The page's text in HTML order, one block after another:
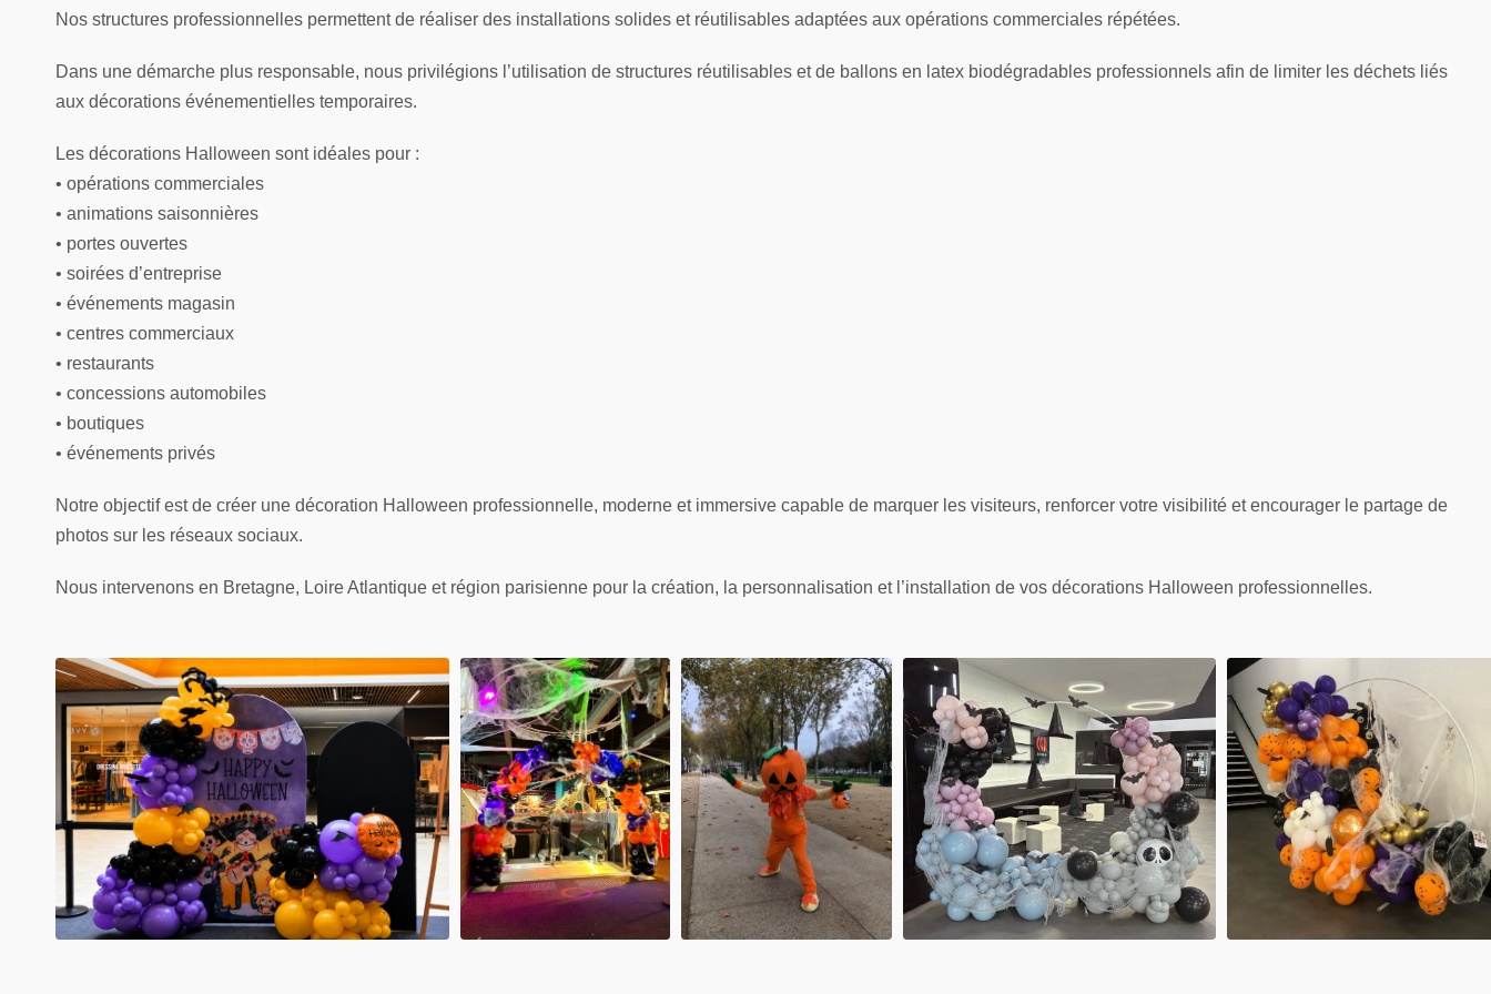
Nos structures professionnelles permettent de réaliser des installations solides et réutilisables adaptées aux opérations commerciales répétées.
Dans une démarche plus responsable, nous privilégions l’utilisation de structures réutilisables et de ballons en latex biodégradables professionnels afin de limiter les déchets liés
aux décorations événementielles temporaires.
Les décorations Halloween sont idéales pour :
• opérations commerciales
• animations saisonnières
• portes ouvertes
• soirées d’entreprise
• événements magasin
• centres commerciaux
• restaurants
• concessions automobiles
• boutiques
• événements privés
Notre objectif est de créer une décoration Halloween professionnelle, moderne et immersive capable de marquer les visiteurs, renforcer votre visibilité et encourager le partage de
photos sur les réseaux sociaux.
Nous intervenons en Bretagne, Loire Atlantique et région parisienne pour la création, la personnalisation et l’installation de vos décorations Halloween professionnelles.